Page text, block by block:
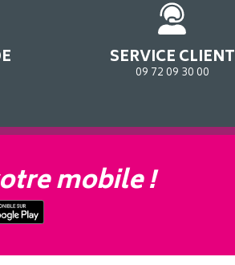
SERVICE CLIENT
09 72 09 30 00
mobile !